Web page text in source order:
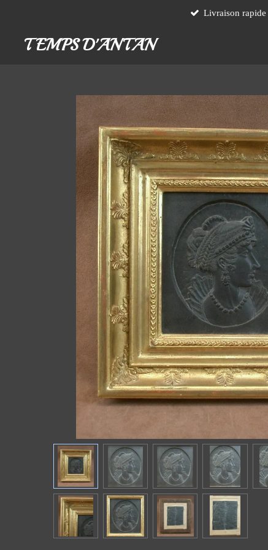
contenu
Livraison rapide
TEMPS D'ANTAN